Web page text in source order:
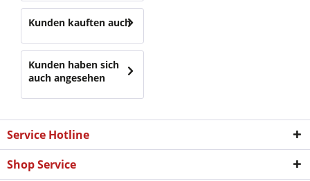
Kunden kauften auch
Kunden haben sich
auch angesehen
Service Hotline
Shop Service